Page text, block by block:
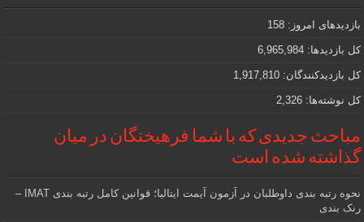
که
دنبالش
هستید
بازدیدهای امروز:158
کل بازدیدها:6,965,984
کل بازدیدکنند‌گان:1,917,810
کل نوشته‌ها:2,326
مباحث جدیدی که با شما فرهیختگان در میان
گذاشته شده است
نحوه رتبه بندی داوطلبان در آزمون آیمت ایتالیا؛ قوانین کامل رتبه بندی IMAT –
رنک بندی